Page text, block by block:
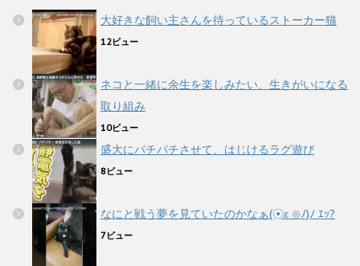
大好きな飼い主さんを待っているストーカー猫
12ビュー
ネコと一緒に余生を楽しみたい、生きがいになる
取り組み
10ビュー
盛大にパチパチさせて、はじけるラグ遊び
8ビュー
なにと戦う夢を見ていたのかなぁ(☉ε ⊙ﾉ)ﾉ ｴｯ?
7ビュー